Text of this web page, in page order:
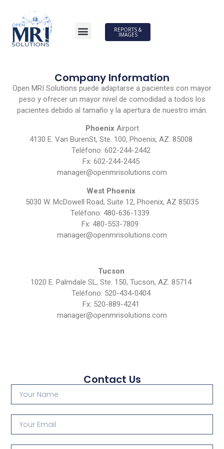
REPORTS &
IMAGES
Company Information
Open MRI Solutions puede adaptarse a pacientes con mayor
peso y ofrecer un mayor nivel de comodidad a todos los
pacientes debido al tamaño y la apertura de nuestro imán.
PhoenixAirport
4130 E. Van BurenSt, Ste. 100, Phoenix, AZ. 85008
Teléfono: 602-244-2442
Fx: 602-244-2445
manager@openmrisolutions.com
West Phoenix
5030 W. McDowell Road, Suite 12, Phoenix, AZ 85035
Teléfono: 480-636-1339
Fx: 480-553-7809
manager@openmrisolutions.com
Tucson
1020 E. Palmdale SL, Ste. 150, Tucson, AZ. 85714
Teléfono: 520-434-0404
Fx: 520-889-4241
manager@openmrisolutions.com
Contact Us